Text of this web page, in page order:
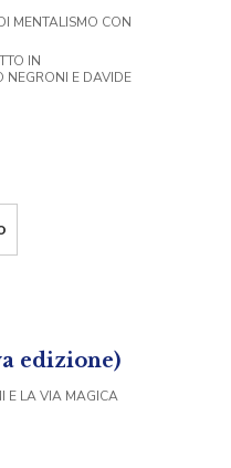
MENTALISMO CON
IN
NEGRONI E DAVIDE
edizione)
E LA VIA MAGICA